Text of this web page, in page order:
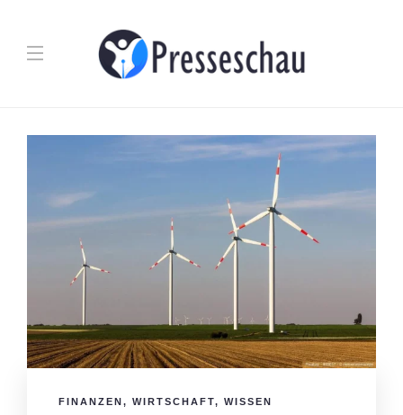
FINANZEN, WIRTSCHAFT, WISSEN